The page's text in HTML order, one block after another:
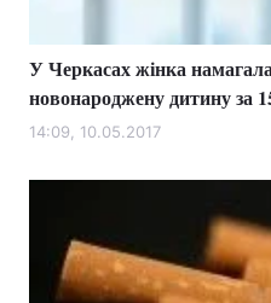
У Черкасах жінка
новонароджену дитину за
14:09, 10.05.2017